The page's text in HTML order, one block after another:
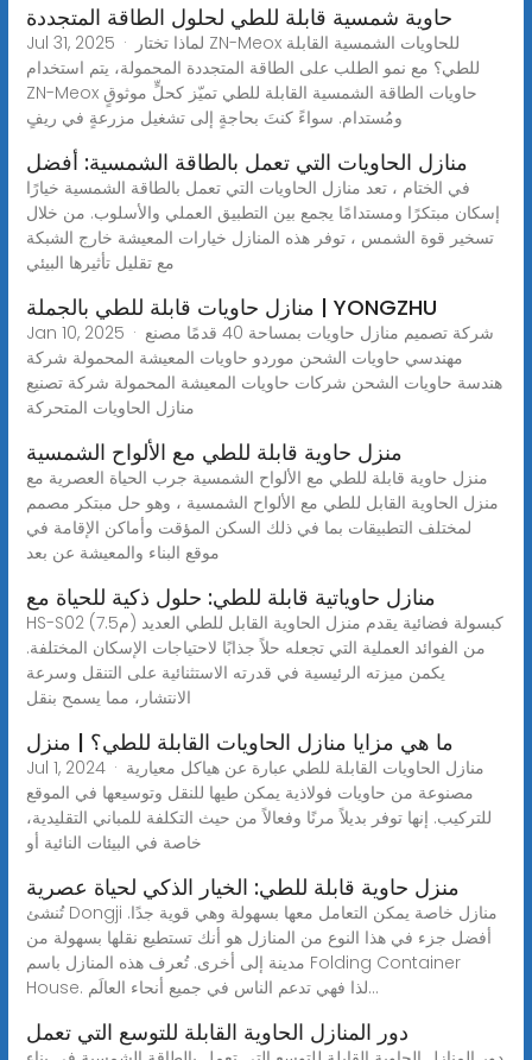
حاوية شمسية قابلة للطي لحلول الطاقة المتجددة
Jul 31, 2025 · لماذا تختار ZN-Meox للحاويات الشمسية القابلة
للطي؟ مع نمو الطلب على الطاقة المتجددة المحمولة، يتم استخدام
ZN-Meox حاويات الطاقة الشمسية القابلة للطي تميّز كحلٍّ موثوقٍ
ومُستدام. سواءً كنتَ بحاجةٍ إلى تشغيل مزرعةٍ في ريفٍ
منازل الحاويات التي تعمل بالطاقة الشمسية: أفضل
في الختام ، تعد منازل الحاويات التي تعمل بالطاقة الشمسية خيارًا
إسكان مبتكرًا ومستدامًا يجمع بين التطبيق العملي والأسلوب. من خلال
تسخير قوة الشمس ، توفر هذه المنازل خيارات المعيشة خارج الشبكة
مع تقليل تأثيرها البيئي
منازل حاويات قابلة للطي بالجملة | YONGZHU
Jan 10, 2025 · شركة تصميم منازل حاويات بمساحة 40 قدمًا مصنع
مهندسي حاويات الشحن موردو حاويات المعيشة المحمولة شركة
هندسة حاويات الشحن شركات حاويات المعيشة المحمولة شركة تصنيع
منازل الحاويات المتحركة
منزل حاوية قابلة للطي مع الألواح الشمسية
منزل حاوية قابلة للطي مع الألواح الشمسية جرب الحياة العصرية مع
منزل الحاوية القابل للطي مع الألواح الشمسية ، وهو حل مبتكر مصمم
لمختلف التطبيقات بما في ذلك السكن المؤقت وأماكن الإقامة في
موقع البناء والمعيشة عن بعد
منازل حاوياتية قابلة للطي: حلول ذكية للحياة مع
HS-S02 (7.5م) كبسولة فضائية يقدم منزل الحاوية القابل للطي العديد
من الفوائد العملية التي تجعله حلاً جذابًا لاحتياجات الإسكان المختلفة.
يكمن ميزته الرئيسية في قدرته الاستثنائية على التنقل وسرعة
الانتشار، مما يسمح بنقل
ما هي مزايا منازل الحاويات القابلة للطي؟ | منزل
Jul 1, 2024 · منازل الحاويات القابلة للطي عبارة عن هياكل معيارية
مصنوعة من حاويات فولاذية يمكن طيها للنقل وتوسيعها في الموقع
للتركيب. إنها توفر بديلاً مرنًا وفعالاً من حيث التكلفة للمباني التقليدية،
خاصة في البيئات النائية أو
منزل حاوية قابلة للطي: الخيار الذكي لحياة عصرية
تُنشئ Dongji منازل خاصة يمكن التعامل معها بسهولة وهي قوية جدًا.
أفضل جزء في هذا النوع من المنازل هو أنك تستطيع نقلها بسهولة من
مدينة إلى أخرى. تُعرف هذه المنازل باسم Folding Container
House. لذا فهي تدعم الناس في جميع أنحاء العالَم...
دور المنازل الحاوية القابلة للتوسع التي تعمل